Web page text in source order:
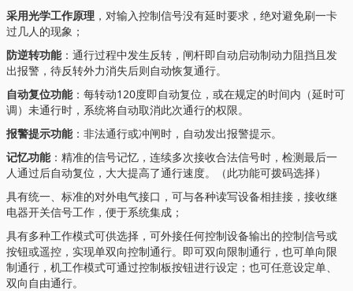
采用光学工作原理 ，对输入控制信号没有延时要求，绝对避免刷一卡
过几人的现象；
防逆转功能：通行过程中发生反转，闸杆即自动启动制动力阻挡且发
出报警，待反转外力消失后则自动恢复通行。
自动复位功能：每转动120度即自动复位，或在规定的时间内（延时可
调）未通行时，系统将自动取消此次通行的权限。
报警提示功能：非法通行或冲闸时，自动发出报警提示。
记忆功能：精准的信号记忆，连续多次接收合法信号时，检测最后一
人通过后自动复位，大大提高了通行速度。（此功能可拨码选择）
具有统一、标准的对外电气接口，可与各种读写设备相挂接，接收继
电器开关信号工作，便于系统集成；
具有多种工作模式可供选择，可外接任何控制设备输出的控制信号或
按钮或遥控，实现单双向控制通行。即可双向限制通行，也可单向限
制通行，机工作模式可通过控制板按钮进行设定；也可任意设定单、
双向自由通行。